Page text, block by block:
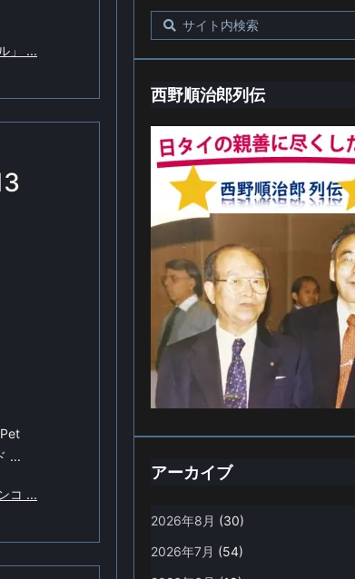
」 ...
...
コ ...
西野順治郎列伝
アーカイブ
2026年8月 (30)
2026年7月 (54)